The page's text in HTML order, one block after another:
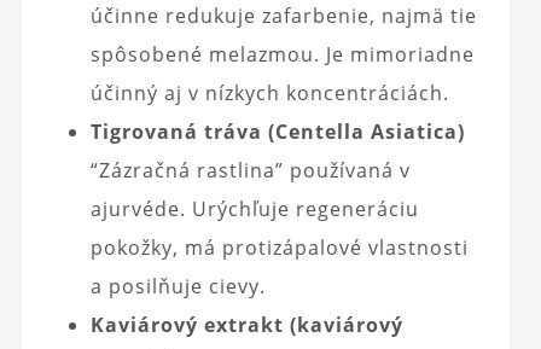
účinne redukuje zafarbenie, najmä tie
spôsobené melazmou. Je mimoriadne
účinný aj v nízkych koncentráciách.
Tigrovaná tráva (Centella Asiatica)
“Zázračná rastlina” používaná v
ajurvéde. Urýchľuje regeneráciu
pokožky, má protizápalové vlastnosti
a posilňuje cievy.
Kaviárový extrakt (kaviárový